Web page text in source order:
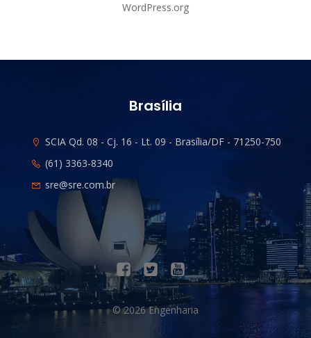
WordPress.org
Brasília
SCIA Qd. 08 - Cj. 16 - Lt. 09 - Brasília/DF - 71250-750
(61) 3363-8340
sre@sre.com.br
© 2026 Engenharia